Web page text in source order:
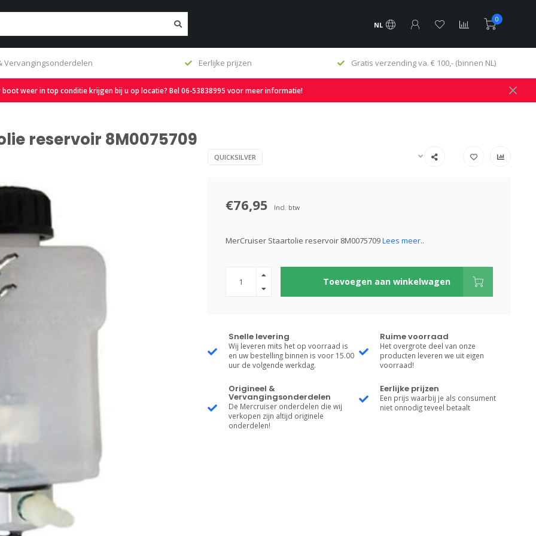
NL
0
Vervangingsonderdelen Eerlijke prijzen Gratis verzending va. € 100,- (binnen NL)
boot weer in top conditie krijgen bij u op locatie? Bel 06-53838995 voor meer informatie!
reservoir 8M0075709
QUICKSILVER
€76,95 Incl. btw
MerCruiser Staartolie reservoir 8M0075709Lees meer..
Toevoegen aan winkelwagen
Snelle levering
Wij leveren mits het op voorraad is
en uw bestelling binnen is voor 15.00
uur de volgende werkdag.
Ruime voorraad
Het overgrote deel van onze
producten leveren we uit eigen
voorraad!
Origineel &
Vervangingsonderdelen
De Mercruiser onderdelen die wij
verkopen zijn altijd originele
onderdelen!
Eerlijke prijzen
Een prijs waarbij je als consument
niet onnodig teveel betaalt